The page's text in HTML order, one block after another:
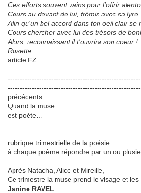
Ces efforts souvent vains pour l'offrir
Cours au devant de lui, frémis avec sa lyre
Afin qu'un bel accord dans ton oeil clair se
Cours chercher avec lui des trésors de
Alors, reconnaissant il t'ouvrira son coeur !
Rosette
article FZ
précédents
Quand la muse
est poète…
rubrique trimestrielle de la poésie :
à chaque poème répondre par un ou
Après Natacha, Alice et Mireille,
Ce trimestre la muse prend le visage et les
Janine RAVEL